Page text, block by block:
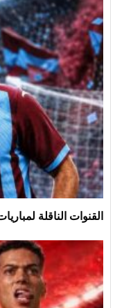
القنوات الناقلة